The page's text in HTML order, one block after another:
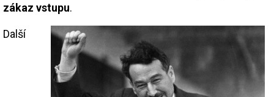
zákaz vstupu.
Další